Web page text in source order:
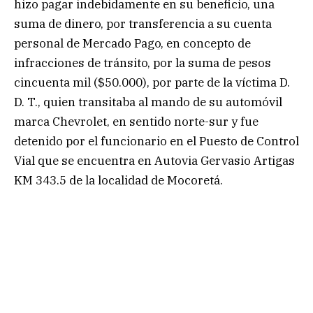
hizo pagar indebidamente en su beneficio, una
suma de dinero, por transferencia a su cuenta
personal de Mercado Pago, en concepto de
infracciones de tránsito, por la suma de pesos
cincuenta mil ($50.000), por parte de la víctima D.
D. T., quien transitaba al mando de su automóvil
marca Chevrolet, en sentido norte-sur y fue
detenido por el funcionario en el Puesto de Control
Vial que se encuentra en Autovia Gervasio Artigas
KM 343.5 de la localidad de Mocoretá.